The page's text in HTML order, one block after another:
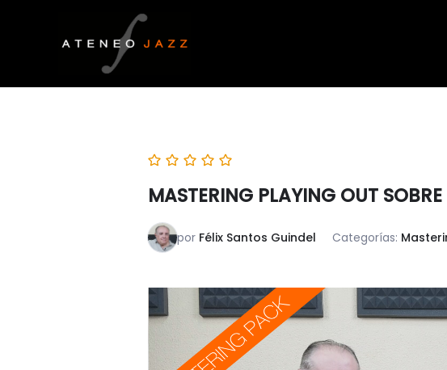
MASTERING PLAYING OUT
por Félix Santos Guindel Categorías: